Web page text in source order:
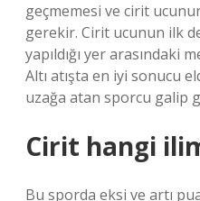
geçmemesi ve cirit
gerekir. Cirit ucunun ilk
yapıldığı yer arasındaki
Altı atışta en iyi sonucu
uzağa atan sporcu galip
Cirit hangi
Bu sporda eksi ve artı